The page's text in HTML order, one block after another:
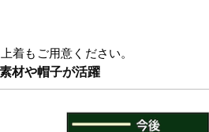
着もご用意ください。
材や帽子が活躍